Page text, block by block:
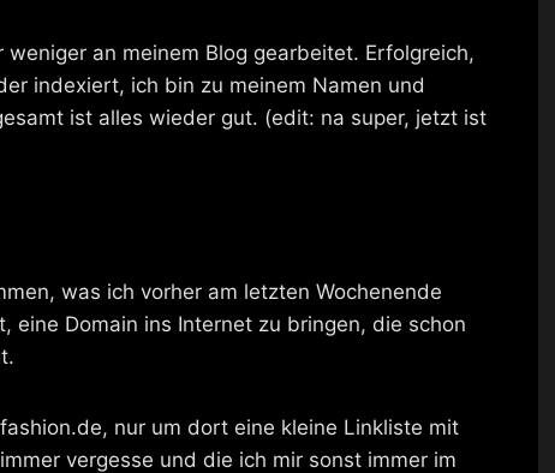
an meinem Blog gearbeitet. Erfolgreich,
indexiert, ich bin zu meinem Namen und
ist alles wieder gut. (edit: na super, jetzt ist
was ich vorher am letzten Wochenende
Domain ins Internet zu bringen, die schon
nur um dort eine kleine Linkliste mit
vergesse und die ich mir sonst immer im